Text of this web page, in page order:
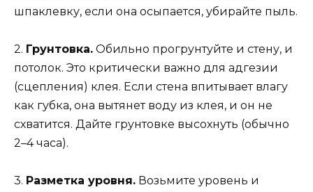
шпаклевку, если она осыпается, убирайте пыль.
2. Грунтовка. Обильно прогрунтуйте и стену, и
потолок. Это критически важно для адгезии
(сцепления) клея. Если стена впитывает влагу
как губка, она вытянет воду из клея, и он не
схватится. Дайте грунтовке высохнуть (обычно
2–4 часа).
3. Разметка уровня. Возьмите уровень и